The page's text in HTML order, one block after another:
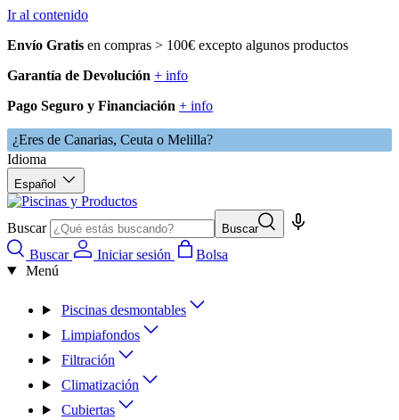
Ir al contenido
Envío Gratis en compras > 100€ excepto algunos productos
Garantía de Devolución + info
Pago Seguro y Financiación + info
¿Eres de Canarias, Ceuta o Melilla?
Idioma
Español
Buscar Buscar
Buscar Iniciar sesión
Bolsa
Menú
Piscinas desmontables
Limpiafondos
Filtración
Climatización
Cubiertas